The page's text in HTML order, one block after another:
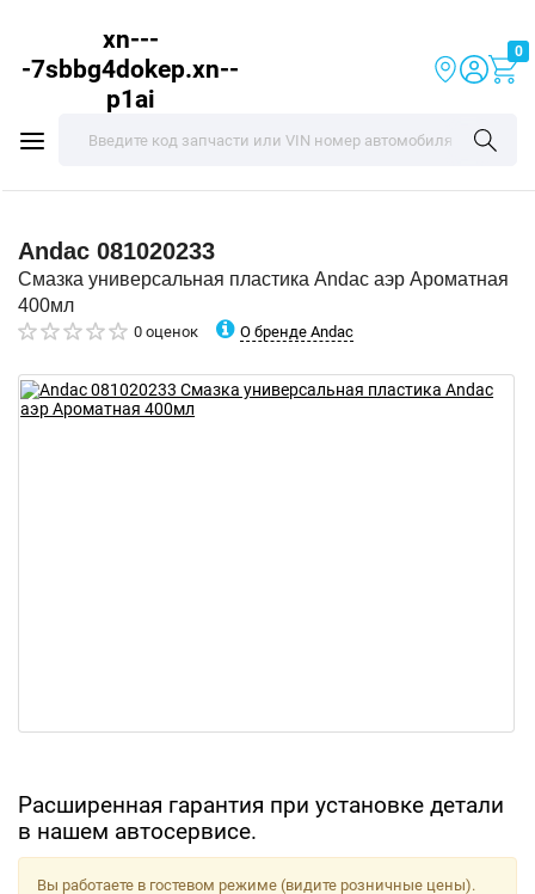
xn---
-7sbbg4dokep.xn--
p1ai
0
Andac 081020233
Смазка универсальная пластика Andac аэр Ароматная
400мл
0 оценок О бренде Andac
Расширенная гарантия при установке детали
в нашем автосервисе.
Вы работаете в гостевом режиме (видите розничные цены).